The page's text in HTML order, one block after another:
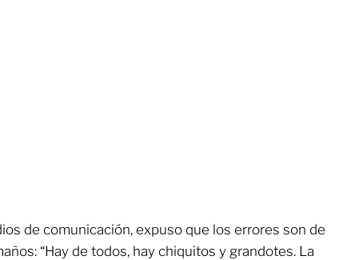
de comunicación, expuso que los errores son de
“Hay de todos, hay chiquitos y grandotes. La